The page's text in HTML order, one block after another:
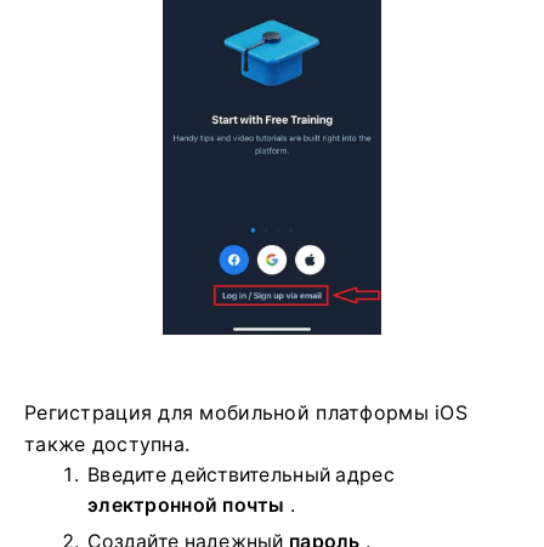
Регистрация для мобильной платформы iOS
также доступна.
Введите действительный адрес
электронной почты .
Создайте надежный пароль .